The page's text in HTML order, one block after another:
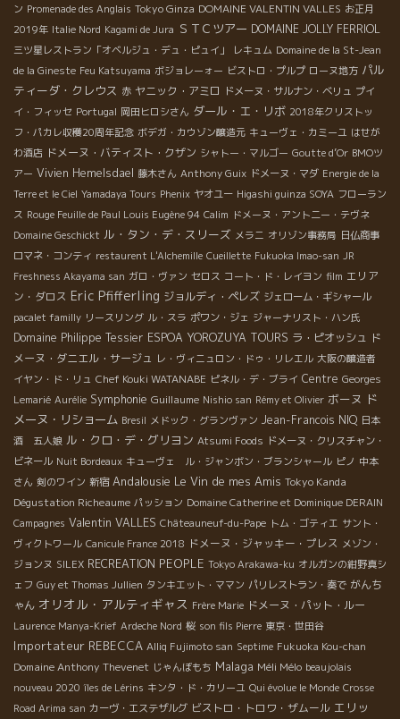
ン Promenade des Anglais Tokyo Ginza DOMAINE VALENTIN VALLES お正月
2019年 Italie Nord Kagami de Jura ＳＴＣツアー DOMAINE JOLLY FERRIOL
三ツ星レストラン「オベルジュ・デュ・ピュイ」 レキュム Domaine de la St-Jean
de la Gineste Feu Katsuyama ボジョレーォー ビストロ・プルプ ローヌ地方 パル
ティーダ・クレウス 赤 ヤニック・アミロ ドメーヌ・サルナン・ベリュ プイ
イ・フィッセ Portugal 岡田ヒロシさん ダール・エ・リボ 2018年クリストッ
フ・パカレ収穫20周年記念 ボデガ・カウゾン醸造元 キューヴェ・カミーユ はせが
わ酒店 ドメーヌ・バティスト・クザン シャトー・マルゴー Goutte d’Or BMOツ
アー Vivien Hemelsdael 藤木さん Anthony Guix ドメーヌ・マダ Energie de la
Terre et le Ciel Yamadaya Tours Phenix ヤオユー Higashi guinza SOYA フローラン
ス Rouge Feuille de Paul Louis Eugène 94 Calim ドメーヌ・アント二ー・テヴネ
Domaine Geschickt ル・タン・デ・スリーズ メラニ オリゾン事務局 日仏商事
ロマネ・コンティ restaurent L'Alchemille Cueillette Fukuoka Imao-san JR
Freshness Akayama san ガロ・ヴァン セロス コート・ド・レイヨン film エリア
ン・ダロス Eric Pfifferling ジョルディ・ペレズ ジェローム・ギシャール
pacalet familly リースリング ル・スラ ポワン・ジェ ジャーナリスト・ハン氏
Domaine Philippe Tessier ESPOA YOROZUYA TOURS ラ・ピオッシュ ド
メーヌ・ダニエル・サージュ レ・ヴィニュロン・ドゥ・リレエル 大阪の醸造者
イヤン・ド・リュ Chef Kouki WATANABE ピネル・デ・ブライ Centre Georges
Lemarié Aurélie Symphonie Guillaume Nishio san Rémy et Olivier ボーヌ ド
メーヌ・リショーム Bresil メドック・グランヴァン Jean-Francois NIQ 日本
酒 五人娘 ル・クロ・デ・グリヨン Atsumi Foods ドメーヌ・クリスチャン・
ビネール Nuit Bordeaux キューヴェ ル・ジャンボン・ブランシャール ピノ 中本
さん 剣のワイン 新宿 Andalousie Le Vin de mes Amis Tokyo Kanda
Dégustation Richeaume パッション Domaine Catherine et Dominique DERAIN
Campagnes Valentin VALLES Châteauneuf-du-Pape トム・ゴティエ サント・
ヴィクトワール Canicule France 2018 ドメーヌ・ジャッキー・プレス メゾン・
ジョンヌ SILEX RECREATION PEOPLE Tokyo Arakawa-ku オルガンの紺野真シ
ェフ Guy et Thomas Jullien タンキエット・ママン パリレストラン・奏で がんち
ゃん オリオル・アルティギャス Frère Marie ドメーヌ・パット・ルー
Laurence Manya-Krief Ardeche Nord 桜 son fils Pierre 東京・世田谷
Importateur REBECCA Alliq Fujimoto san Septime Fukuoka Kou-chan
Domaine Anthony Thevenet じゃんぼもち Malaga Méli Mélo beaujolais
nouveau 2020 îles de Lérins キンタ・ド・カリーユ Qui évolue le Monde Crosse
Road Arima san カーヴ・エステザルグ ビストロ・トロワ・ザムール エリッ